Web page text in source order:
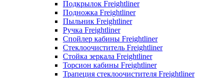
Подкрылок Freightliner
Подножка Freightliner
Пыльник Freightliner
Ручка Freightliner
Спойлер кабины Freightliner
Стеклоочиститель Freightliner
Стойка зеркала Freightliner
Торсион кабины Freightliner
Трапеция стеклоочистителя Freightliner